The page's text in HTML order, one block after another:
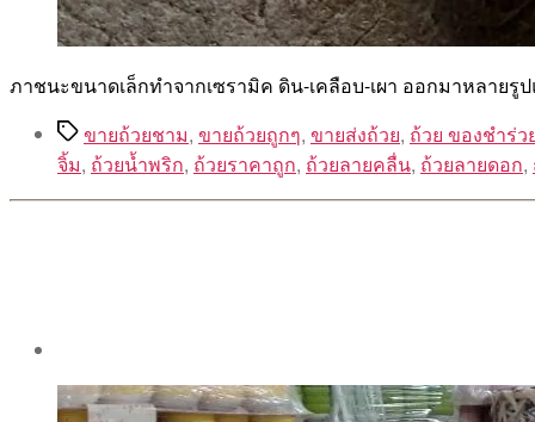
ภาชนะขนาดเล็กทำจากเซรามิค ดิน-เคลือบ-เผา ออกมาหลายรู
Tagsขายถ้วยชาม, ขายถ้วยถูกๆ, ขายส่งถ้วย, ถ้วย ของชำร่ว
จิ้ม, ถ้วยน้ำพริก, ถ้วยราคาถูก, ถ้วยลายคลื่น, ถ้วยลายดอก,
By
Aea